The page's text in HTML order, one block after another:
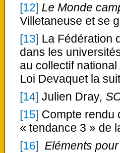
[12] Le Monde
Villetaneuse et se
[13] La Fédération
dans les
au collectif
Loi Devaquet la
[14] Julien Dray,
[15] Compte rendu
« tendance 3 » de
[16] Eléments